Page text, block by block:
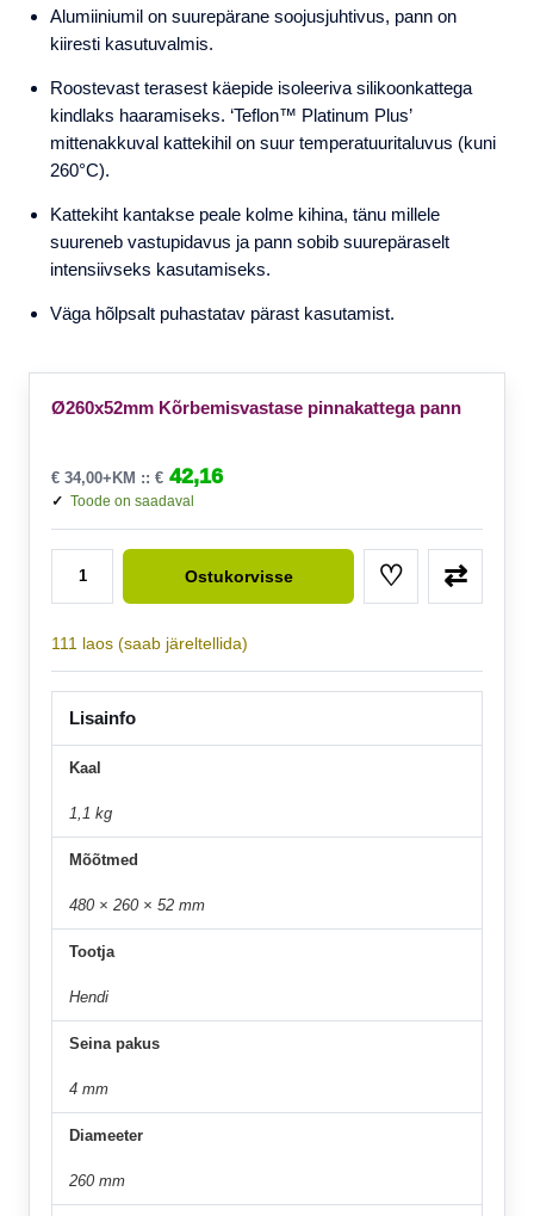
Alumiiniumil on suurepärane soojusjuhtivus, pann on
kiiresti kasutuvalmis.
Roostevast terasest käepide isoleeriva silikoonkattega
kindlaks haaramiseks. ‘Teflon™ Platinum Plus’
mittenakkuval kattekihil on suur temperatuuritaluvus (kuni
260°C).
Kattekiht kantakse peale kolme kihina, tänu millele
suureneb vastupidavus ja pann sobib suurepäraselt
intensiivseks kasutamiseks.
Väga hõlpsalt puhastatav pärast kasutamist.
Ø260x52mm Kõrbemisvastase pinnakattega pann
€ 34,00+KM :: € 42,16
Toode on saadaval
Ø260x52mm Kõrbemisvastase pinnakattega pann kogus
Ostukorvisse ♡ ⇄
111 laos (saab järeltellida)
Lisainfo
Kaal
1,1 kg
Mõõtmed
480 × 260 × 52 mm
Tootja
Hendi
Seina pakus
4 mm
Diameeter
260 mm